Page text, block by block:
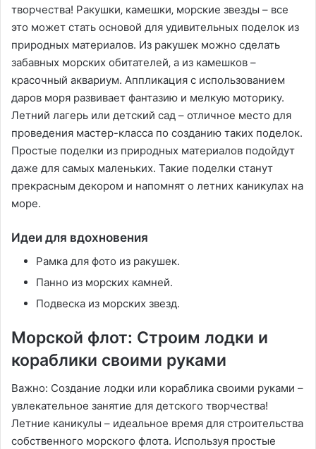
творчества! Ракушки‚ камешки‚ морские звезды – все
это может стать основой для удивительных поделок из
природных материалов. Из ракушек можно сделать
забавных морских обитателей‚ а из камешков –
красочный аквариум. Аппликация с использованием
даров моря развивает фантазию и мелкую моторику.
Летний лагерь или детский сад – отличное место для
проведения мастер-класса по созданию таких поделок.
Простые поделки из природных материалов подойдут
даже для самых маленьких. Такие поделки станут
прекрасным декором и напомнят о летних каникулах на
море.
Идеи для вдохновения
Рамка для фото из ракушек.
Панно из морских камней.
Подвеска из морских звезд.
Морской флот: Строим лодки и
кораблики своими руками
Важно: Создание лодки или кораблика своими руками –
увлекательное занятие для детского творчества!
Летние каникулы – идеальное время для строительства
собственного морского флота. Используя простые